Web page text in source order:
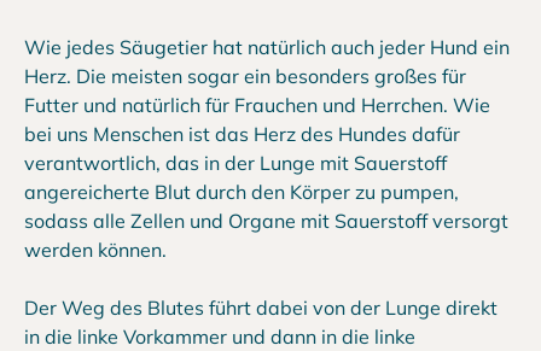
Wie jedes Säugetier hat natürlich auch jeder Hund ein
Herz. Die meisten sogar ein besonders großes für
Futter und natürlich für Frauchen und Herrchen. Wie
bei uns Menschen ist das Herz des Hundes dafür
verantwortlich, das in der Lunge mit Sauerstoff
angereicherte Blut durch den Körper zu pumpen,
sodass alle Zellen und Organe mit Sauerstoff versorgt
werden können.
Der Weg des Blutes führt dabei von der Lunge direkt
in die linke Vorkammer und dann in die linke